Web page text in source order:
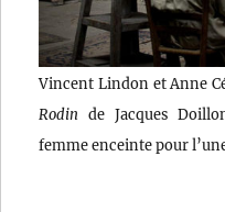
Vincent Lindon et Anne
Rodin de Jacques
femme enceinte pour